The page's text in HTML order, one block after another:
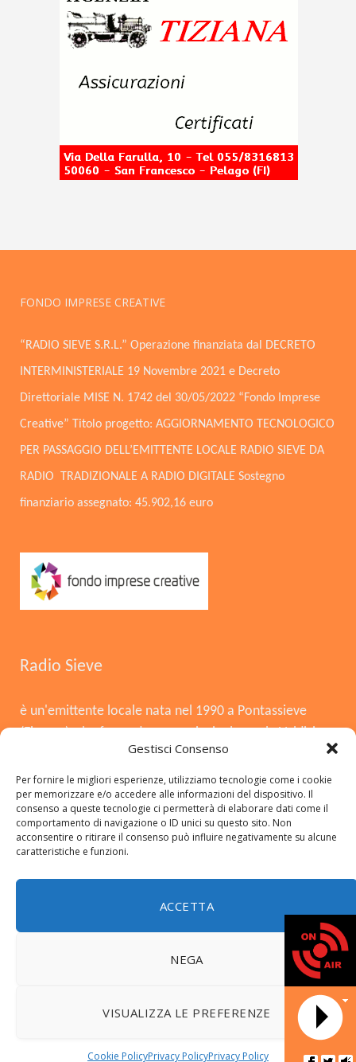
Gestisci Consenso
Per fornire le migliori esperienze, utilizziamo tecnologie come i cookie
per memorizzare e/o accedere alle informazioni del dispositivo. Il
consenso a queste tecnologie ci permetterà di elaborare dati come il
comportamento di navigazione o ID unici su questo sito. Non
acconsentire o ritirare il consenso può influire negativamente su alcune
caratteristiche e funzioni.
ACCETTA
NEGA
VISUALIZZA LE PREFERENZE
Cookie PolicyPrivacy PolicyPrivacy Policy
FONDO IMPRESE CREATIVE
“RADIO SIEVE S.R.L.” Operazione finanziata dal DECRETO
INTERMINISTERIALE 19 Novembre 2021 e Decreto
Direttoriale MISE N. 1742 del 30/05/2022 “Fondo Imprese
Creative” Titolo progetto: AGGIORNAMENTO TECNOLOGICO
PER PASSAGGIO DELL’EMITTENTE LOCALE RADIO SIEVE DA
RADIO TRADIZIONALE A RADIO DIGITALE Sostegno
finanziario assegnato: 45.902,16 euro
Radio Sieve
è un'emittente locale nata nel 1990 a Pontassieve
e il Mugello. Dopo la chiusura nel 2008, è tornata in
onda il 3 agosto 2015, offrendo musica, notizie locali,
cronaca e approfondimenti. Si distingue per essere
una radio del territorio, con una forte presenza in FM,
DAB+ e sui social.
Copyright © 2026 radiosieve.it
LA NOSTRA STORIA FREQUENZE
CONTATTI
Riascolta il Notiziario locale
Amici Viola
DATA